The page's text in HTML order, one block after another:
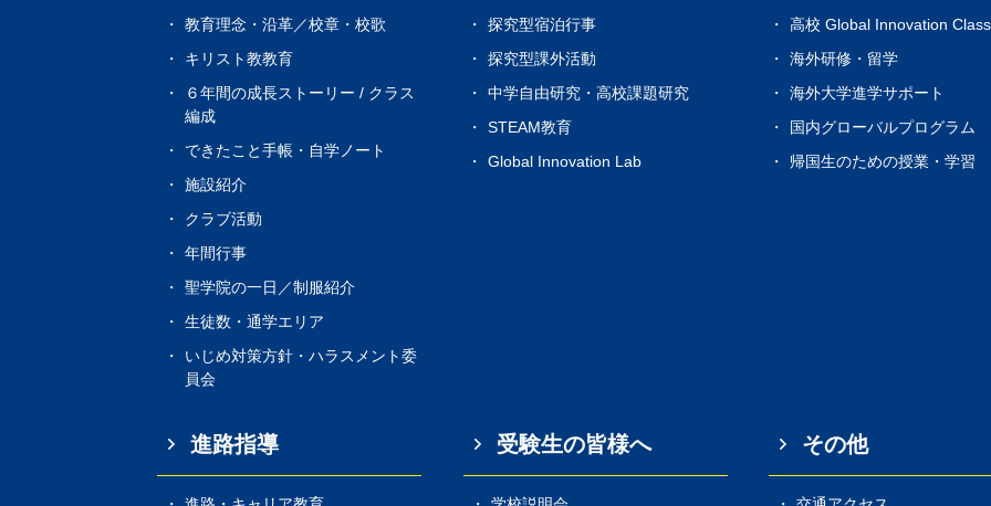
教育理念・沿革／校章・校歌
キリスト教教育
６年間の成長ストーリー / クラス
編成
できたこと手帳・自学ノート
施設紹介
クラブ活動
年間行事
聖学院の一日／制服紹介
生徒数・通学エリア
いじめ対策方針・ハラスメント委
員会
探究型宿泊行事
探究型課外活動
中学自由研究・高校課題研究
STEAM教育
Global Innovation Lab
高校 Global Innovation Class
海外研修・留学
海外大学進学サポート
国内グローバルプログラム
帰国生のための授業・学習
進路指導 受験生の皆様へ その他